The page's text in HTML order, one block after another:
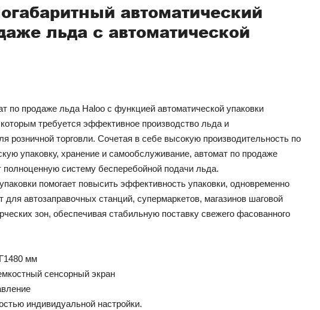
автоматический
льда с автоматической
по продаже льда Haloo с функцией автоматической упаковки
требуется эффективное производство льда и
розничной торговли. Сочетая в себе высокую производительность по
упаковку, хранение и самообслуживание, автомат по продаже
систему бесперебойной подачи льда.
помогает повысить эффективность упаковки, одновременно
автозаправочных станций, супермаркетов, магазинов шаговой
зон, обеспечивая стабильную поставку свежего фасованного
мм
сенсорный экран
индивидуальной настройки.